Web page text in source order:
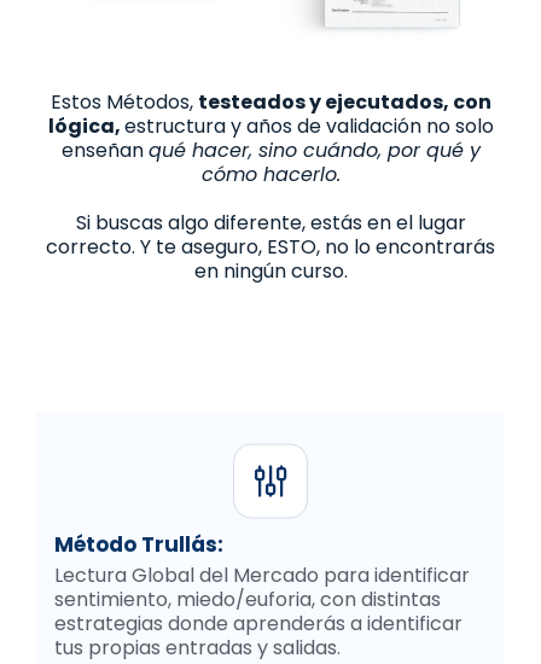
Estos Métodos, testeados y ejecutados, con
lógica,estructura y años de validación no solo
enseñanqué hacer, sino cuándo, por qué y
cómo hacerlo.
Si buscas algo diferente, estás en el lugar
correcto. Y te aseguro, ESTO, no lo encontrarás
en ningún curso.
Método Trullás:
Lectura Global del Mercado para identificar
sentimiento, miedo/euforia, con distintas
estrategias donde aprenderás a identificar
tus propias entradas y salidas.